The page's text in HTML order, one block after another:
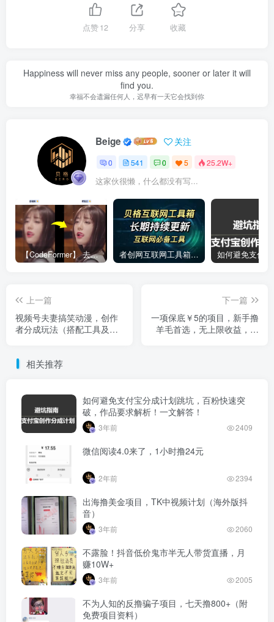
点赞12 分享 收藏
Happiness will never miss any people, sooner or later it will
find you.
幸福不会遗漏任何人，迟早有一天它会找到你
Beige 关注
0 541 0 5 25.2W+
这家伙很懒，什么都没有写...
【CodeFormer】 去马赛克神器 者创网互联网工具箱合集
上一篇
视频号夫妻搞笑动漫，创作
者分成玩法（搭配工具及教
下一篇
一项保底￥5的项目，新手撸
羊毛首选，无上限收益，支
相关推荐
如何避免支付宝分成计划跳坑，百粉快速突
破，作品要求解析！一文解答！
3年前 2409
微信阅读4.0来了，1小时撸24元
2年前 2394
出海撸美金项目，TK中视频计划（海外版抖
音）
3年前 2060
不露脸！抖音低价鬼市半无人带货直播，月
赚10W+
3年前 2005
不为人知的反撸骗子项目，七天撸800+（附
免费项目资料）